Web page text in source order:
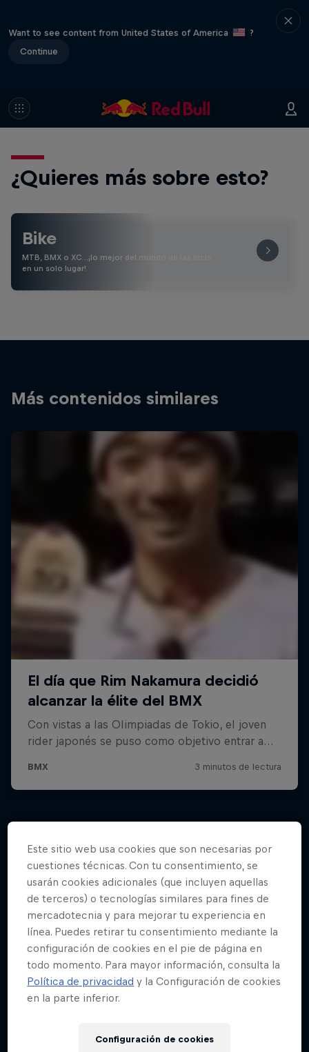
Want to see content from United States of America
?
Continue
¿Quieres más sobre esto?
Bike
MTB, BMX o XC…¡lo mejor del mundo de las bicis
en un solo lugar!
Más contenidos similares
Este sitio web usa cookies que son necesarias por
cuestiones técnicas. Con tu consentimiento, se
usarán cookies adicionales (que incluyen aquellas
de terceros) o tecnologías similares para fines de
mercadotecnia y para mejorar tu experiencia en
línea. Puedes retirar tu consentimiento mediante la
configuración de cookies en el pie de página en
todo momento. Para mayor información, consulta la
Política de privacidad y la Configuración de cookies
en la parte inferior.
Configuración de cookies